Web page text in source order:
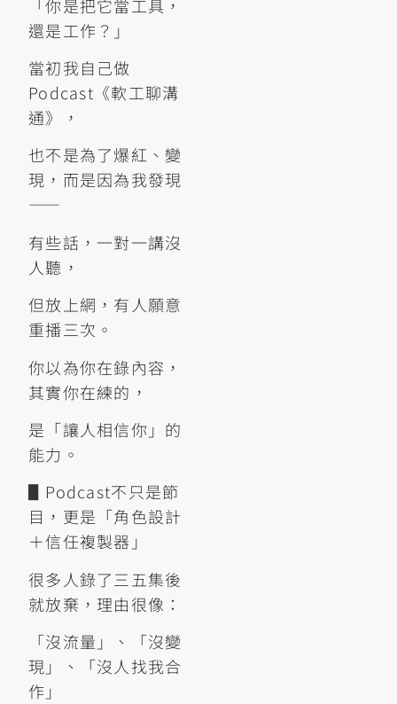
「你是把它當工具，
還是工作？」
當初我自己做
Podcast《軟工聊溝
通》，
也不是為了爆紅、變
現，而是因為我發現
——
有些話，一對一講沒
人聽，
但放上網，有人願意
重播三次。
你以為你在錄內容，
其實你在練的，
是「讓人相信你」的
能力。
▋Podcast不只是節
目，更是「角色設計
＋信任複製器」
很多人錄了三五集後
就放棄，理由很像：
「沒流量」、「沒變
現」、「沒人找我合
作」